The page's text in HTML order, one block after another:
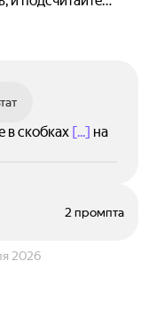
в скобках [...] на
2 промпта
2026